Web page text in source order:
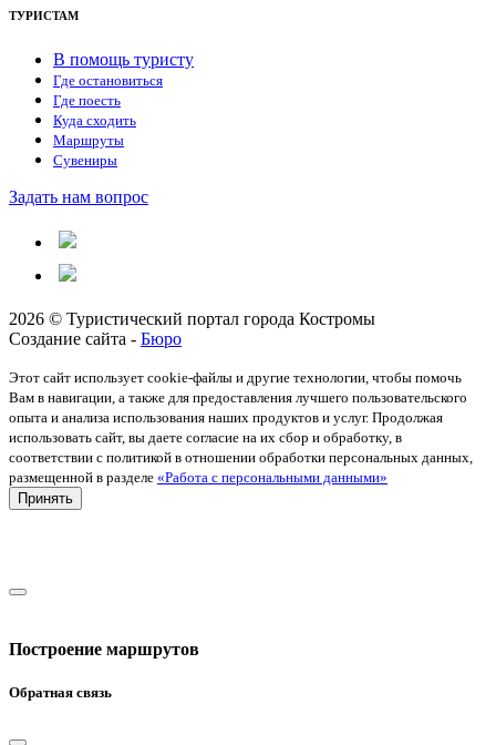
ТУРИСТАМ
В помощь туристу
Где остановиться
Где поесть
Куда сходить
Маршруты
Сувениры
Задать нам вопрос
2026 © Туристический портал города Костромы
Создание сайта - Бюро
Этот сайт использует cookie-файлы и другие технологии, чтобы помочь
Вам в навигации, а также для предоставления лучшего пользовательского
опыта и анализа использования наших продуктов и услуг. Продолжая
использовать сайт, вы даете согласие на их сбор и обработку, в
соответствии с политикой в отношении обработки персональных данных,
размещенной в разделе «Работа с персональными данными»
Принять
Построение маршрутов
Обратная связь